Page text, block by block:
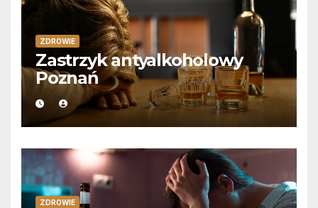
ZDROWIE
Zastrzyk antyalkoholowy
Poznań
ZDROWIE